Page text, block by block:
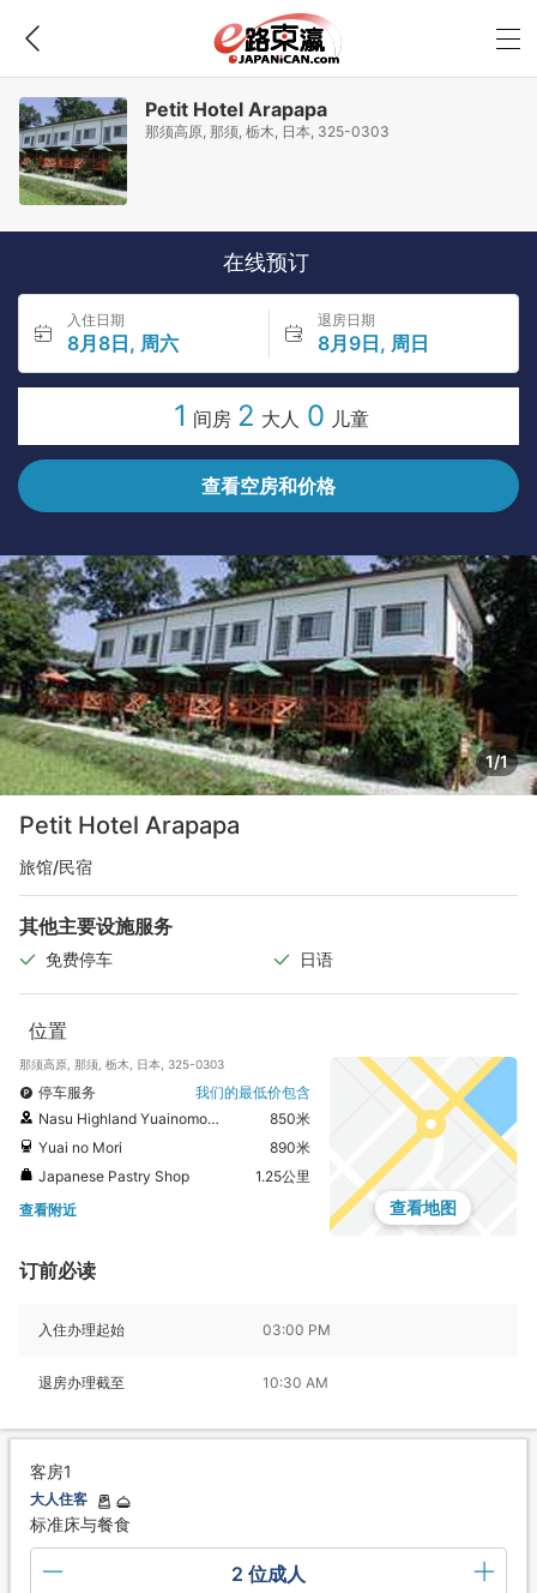
Petit Hotel Arapapa
那须高原, 那须, 栃木, 日本, 325-0303
在线预订
入住日期
8月8日, 周六
退房日期
8月9日, 周日
1 间房 2 大人 0 儿童
查看空房和价格
1/1
Petit Hotel Arapapa
旅馆/民宿
其他主要设施服务
免费停车 日语
位置
那须高原, 那须, 栃木, 日本, 325-0303
停车服务
我们的最低价包含
Nasu Highland Yuainomori Rest Area
850米
Yuai no Mori
890米
Japanese Pastry Shop
1.25公里
查看附近
查看地图
订前必读
入住办理起始 03:00 PM
退房办理截至 10:30 AM
客房1
大人住客
标准床与餐食
2 位成人